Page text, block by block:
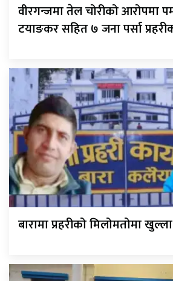
वीरगन्जमा तेल चोरीको आरोपमा
टयाङकर सहित ७ जना पर्सा
बारामा प्रहरीको मिलोमतोमा